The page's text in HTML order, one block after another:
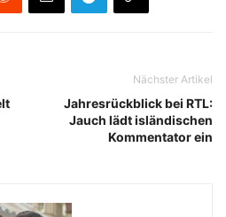
Nächster Artikel
Jahresrückblick bei RTL:
Jauch lädt isländischen
Kommentator ein